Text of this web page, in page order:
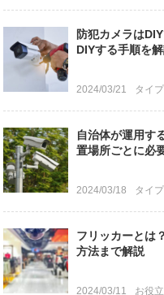
防犯カメラは
DIYする手順を
2024/03/21 タイ
自治体が運用す
置場所ごとに必
2024/03/18 タイ
フリッカーとは
方法まで解説
2024/03/11 お役